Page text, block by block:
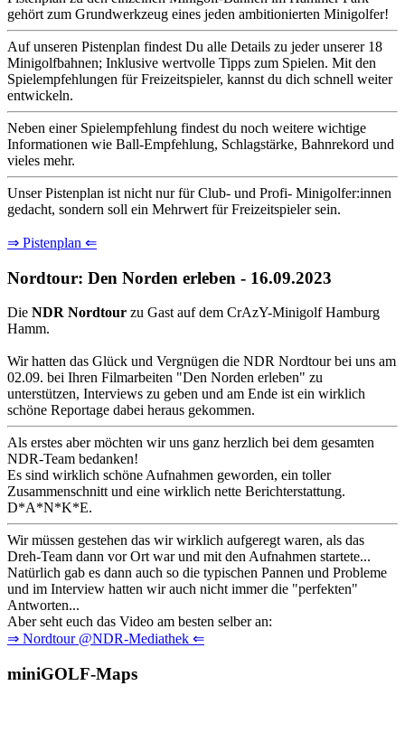
gehört zum Grundwerkzeug eines jeden ambitionierten Minigolfer!
Auf unseren Pistenplan findest Du alle Details zu jeder unserer 18
Minigolfbahnen; Inklusive wertvolle Tipps zum Spielen. Mit den
Spielempfehlungen für Freizeitspieler, kannst du dich schnell weiter
entwickeln.
Neben einer Spielempfehlung findest du noch weitere wichtige
Informationen wie Ball-Empfehlung, Schlagstärke, Bahnrekord und
vieles mehr.
Unser Pistenplan ist nicht nur für Club- und Profi- Minigolfer:innen
gedacht, sondern soll ein Mehrwert für Freizeitspieler sein.
⇒ Pistenplan ⇐
Nordtour: Den Norden erleben - 16.09.2023
Die NDR Nordtour zu Gast auf dem CrAzY-Minigolf Hamburg
Hamm.
Wir hatten das Glück und Vergnügen die NDR Nordtour bei uns am
02.09. bei Ihren Filmarbeiten "Den Norden erleben" zu
unterstützen, Interviews zu geben und am Ende ist ein wirklich
schöne Reportage dabei heraus gekommen.
Als erstes aber möchten wir uns ganz herzlich bei dem gesamten
NDR-Team bedanken!
Es sind wirklich schöne Aufnahmen geworden, ein toller
Zusammenschnitt und eine wirklich nette Berichterstattung.
D*A*N*K*E.
Wir müssen gestehen das wir wirklich aufgeregt waren, als das
Dreh-Team dann vor Ort war und mit den Aufnahmen startete...
Natürlich gab es dann auch so die typischen Pannen und Probleme
und im Interview hatten wir auch nicht immer die "perfekten"
Antworten...
Aber seht euch das Video am besten selber an:
⇒ Nordtour @NDR-Mediathek ⇐
miniGOLF-Maps